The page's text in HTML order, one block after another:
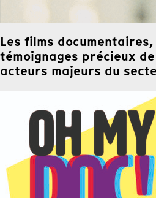
Les films
témoignages précieux
acteurs majeurs du